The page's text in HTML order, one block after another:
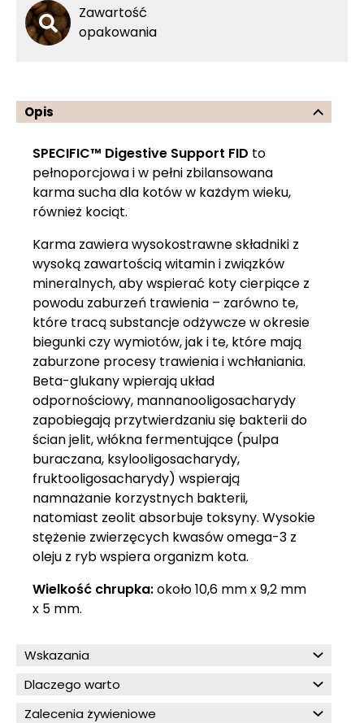
Zawartość
opakowania
Opis
SPECIFIC™ Digestive Support FID to
pełnoporcjowa i w pełni zbilansowana
karma sucha dla kotów w każdym wieku,
również kociąt.
Karma zawiera wysokostrawne składniki z
wysoką zawartością witamin i związków
mineralnych, aby wspierać koty cierpiące z
powodu zaburzeń trawienia – zarówno te,
które tracą substancje odżywcze w okresie
biegunki czy wymiotów, jak i te, które mają
zaburzone procesy trawienia i wchłaniania.
Beta-glukany wpierają układ
odpornościowy, mannanooligosacharydy
zapobiegają przytwierdzaniu się bakterii do
ścian jelit, włókna fermentujące (pulpa
buraczana, ksylooligosacharydy,
fruktooligosacharydy) wspierają
namnażanie korzystnych bakterii,
natomiast zeolit absorbuje toksyny. Wysokie
stężenie zwierzęcych kwasów omega-3 z
oleju z ryb wspiera organizm kota.
Wielkość chrupka:około 10,6 mm x 9,2 mm
x 5 mm.
Wskazania
Dlaczego warto
Zalecenia żywieniowe